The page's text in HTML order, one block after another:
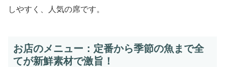
しやすく、人気の席です。
お店のメニュー：定番から季節の魚まで全
てが新鮮素材で激旨！